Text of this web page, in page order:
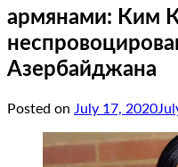
армянами: Ким
Азербайджана
Posted on July 17, 2020